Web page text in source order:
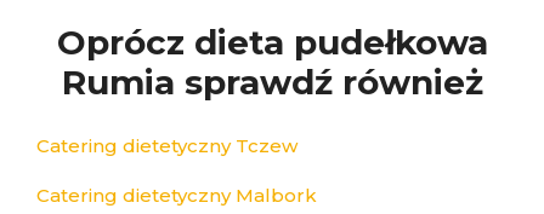
Oprócz dieta pudełkowa
Rumia sprawdź również
Catering dietetyczny Tczew
Catering dietetyczny Malbork